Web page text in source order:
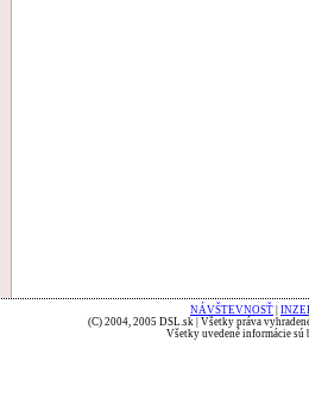
NÁVŠTEVNOSŤ
(C) 2004, 2005 DSL.sk | Všetky práva
Všetky uvedené informácie sú